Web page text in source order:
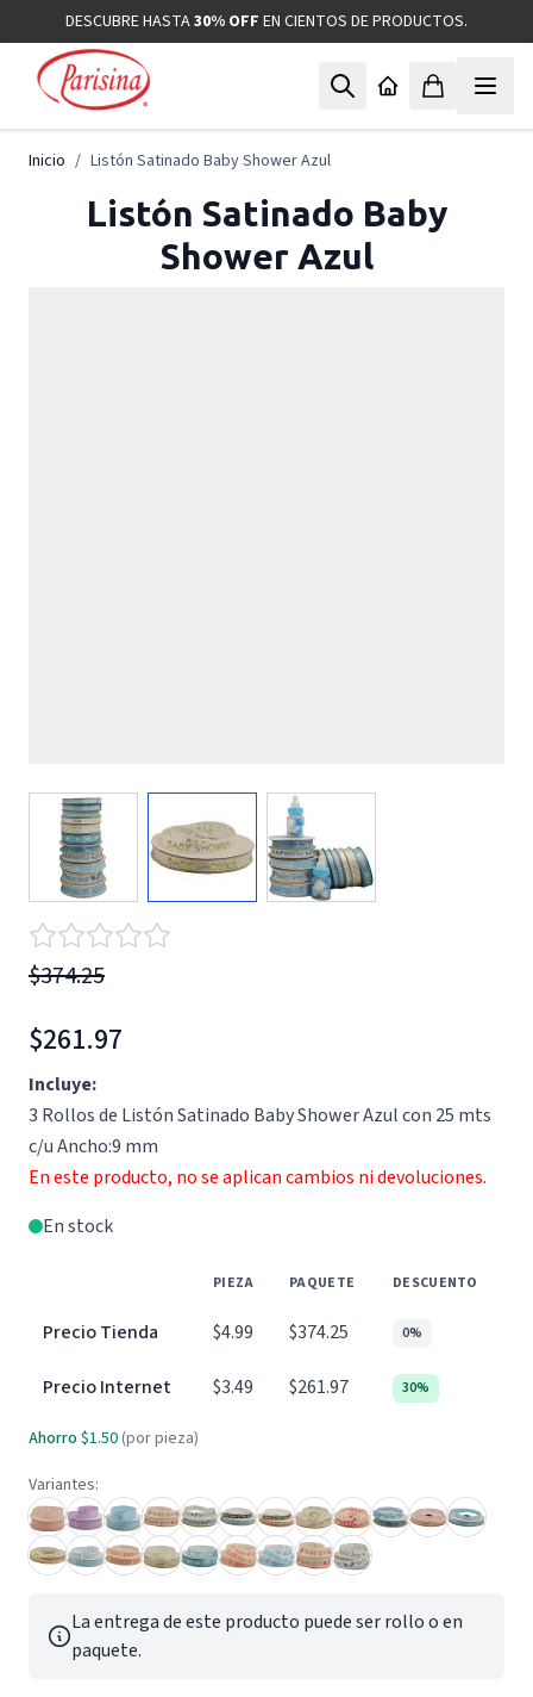
Ir al contenidoDESCUBRE HASTA30% OFF EN CIENTOS DE PRODUCTOS.
Inicio / Listón Satinado Baby Shower Azul
Listón Satinado Baby
Shower Azul
View larger imageView larger image
$374.25
$261.97
Incluye:
3 Rollos de Listón Satinado Baby Shower Azul con 25 mts
c/u Ancho:9 mm
En este producto, no se aplican cambios ni devoluciones.
En stock
PIEZA PAQUETE DESCUENTO
Precio Tienda $4.99 $374.25 0%
Precio Internet $3.49 $261.97 30%
Ahorro $1.50 (por pieza)
Variantes:
La entrega de este producto puede ser rollo o en
paquete.